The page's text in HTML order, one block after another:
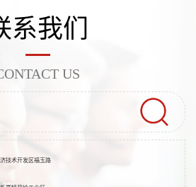
系我们
US
技术开发区福玉路